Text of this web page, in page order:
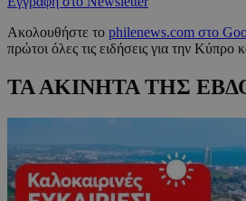
Ακολουθήστε το philenews.com στο
πρώτοι όλες τις ειδήσεις για την Κύπρο
ΤΑ ΑΚΙΝΗΤΑ ΤΗΣ